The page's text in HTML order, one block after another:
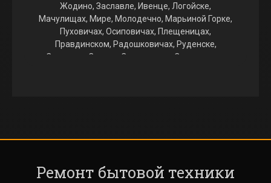
Жодино, Заславле, Ивенце, Логойске,
Мачулищах, Мире, Молодечно, Марьиной Горке,
Пуховичах, Осиповичах, Плещеницах,
Правдинском, Радошковичах, Руденске,
Свислочи, Слуцке, Смиловичах, Смолевичах,
Ведрице, Великом Селе, Вишневке, Войнилово,
Ремонт бытовой техники